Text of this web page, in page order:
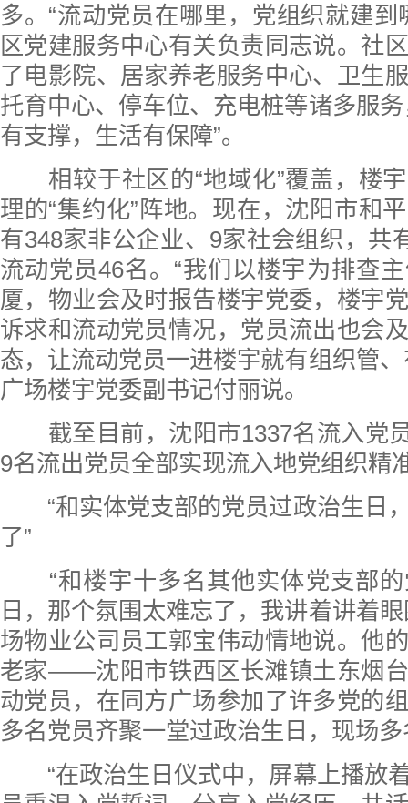
多。“流动党员在哪里，党组织就建到
区党建服务中心有关负责同志说。社
了电影院、居家养老服务中心、卫生
托育中心、停车位、充电桩等诸多服
有支撑，生活有保障”。
相较于社区的“地域化”覆盖，楼宇
理的“集约化”阵地。现在，沈阳市和
有348家非公企业、9家社会组织，共
流动党员46名。“我们以楼宇为排查
厦，物业会及时报告楼宇党委，楼宇
诉求和流动党员情况，党员流出也会
态，让流动党员一进楼宇就有组织管
广场楼宇党委副书记付丽说。
截至目前，沈阳市1337名流入党
9名流出党员全部实现流入地党组织精
“和实体党支部的党员过政治生日
了”
“和楼宇十多名其他实体党支部的
日，那个氛围太难忘了，我讲着讲着
场物业公司员工郭宝伟动情地说。他
老家——沈阳市铁西区长滩镇土东烟
动党员，在同方广场参加了许多党的
多名党员齐聚一堂过政治生日，现场
“在政治生日仪式中，屏幕上播放